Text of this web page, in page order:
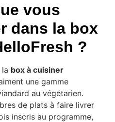
vous
dans la box
?
box à cuisiner
une gamme
au végétarien.
de plats à faire livrer
inscris au programme,